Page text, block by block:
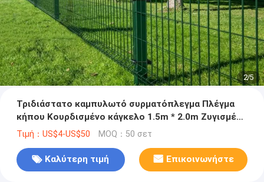
2/5
Τριδιάστατο καμπυλωτό συρματόπλεγμα Πλέγμα
κήπου Κουρδισμένο κάγκελο 1.5m * 2.0m Ζυγισμένο
σύρμα
Τιμή：US$4-US$50 MOQ：50 σετ
Καλύτερη τιμή Επικοινωνήστε